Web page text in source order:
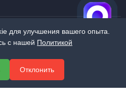
для улучшения вашего опыта.
с нашей Политикой
Отклонить